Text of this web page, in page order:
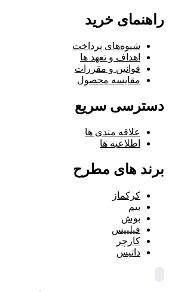
راهنمای خرید
شیوه‌های پرداخت
اهداف و تعهد ها
قوانین و مقررات
مقایسه محصول
دسترسی سریع
علاقه مندی ها
اطلاعیه ها
برند های مطرح
کرکماز
بیم
بوش
فیلیپس
کارچر
داتیس